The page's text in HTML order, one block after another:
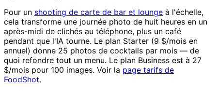
Pour un shooting de carte de bar et lounge à l'échelle,
cela transforme une journée photo de huit heures en un
après-midi de clichés au téléphone, plus un café
pendant que l'IA tourne. Le plan Starter (9 $/mois en
annuel) donne 25 photos de cocktails par mois — de
quoi refondre tout un menu. Le plan Business est à 27
$/mois pour 100 images. Voir la page tarifs de
FoodShot.